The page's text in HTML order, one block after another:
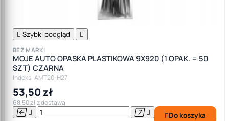
 Szybki podgląd 
BEZ MARKI
MOJE AUTO OPASKA PLASTIKOWA 9X920 (1 OPAK. = 50
SZT) CZARNA
Indeks: AMT20-H27
53,50 zł
68,50 zł z dostawą
    Do koszyka